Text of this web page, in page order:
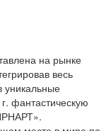
на рынке
весь
уникальные
фантастическую